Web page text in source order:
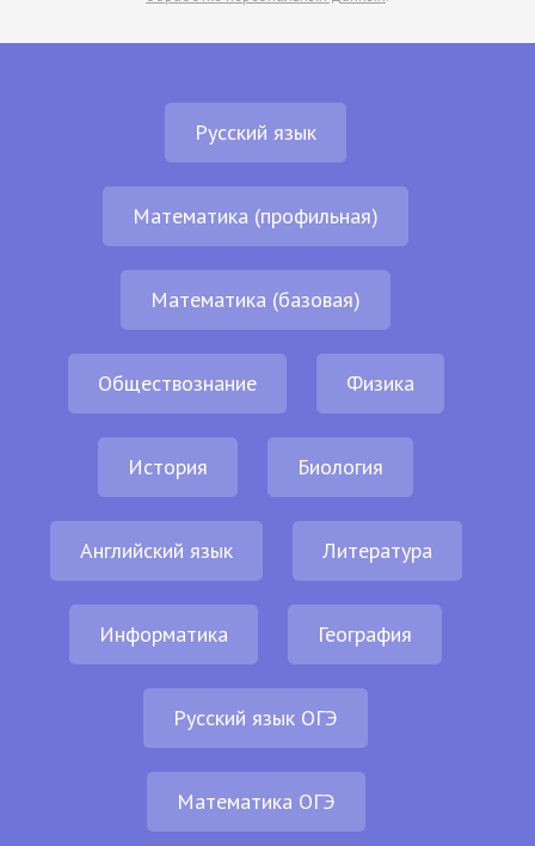
Русский язык
Математика (профильная)
Математика (базовая)
Обществознание Физика
История Биология
Английский язык Литература
Информатика География
Русский язык ОГЭ
Математика ОГЭ